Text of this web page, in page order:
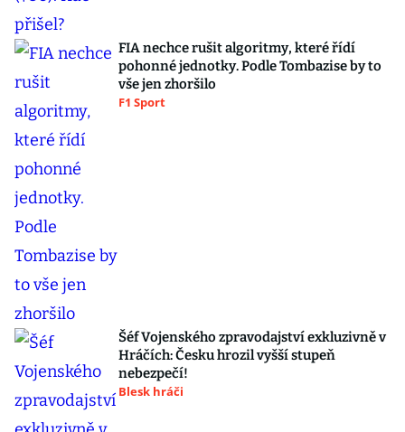
FIA nechce rušit algoritmy, které řídí
pohonné jednotky. Podle Tombazise by to
vše jen zhoršilo
F1 Sport
Šéf Vojenského zpravodajství exkluzivně v
Hráčích: Česku hrozil vyšší stupeň
nebezpečí!
Blesk hráči